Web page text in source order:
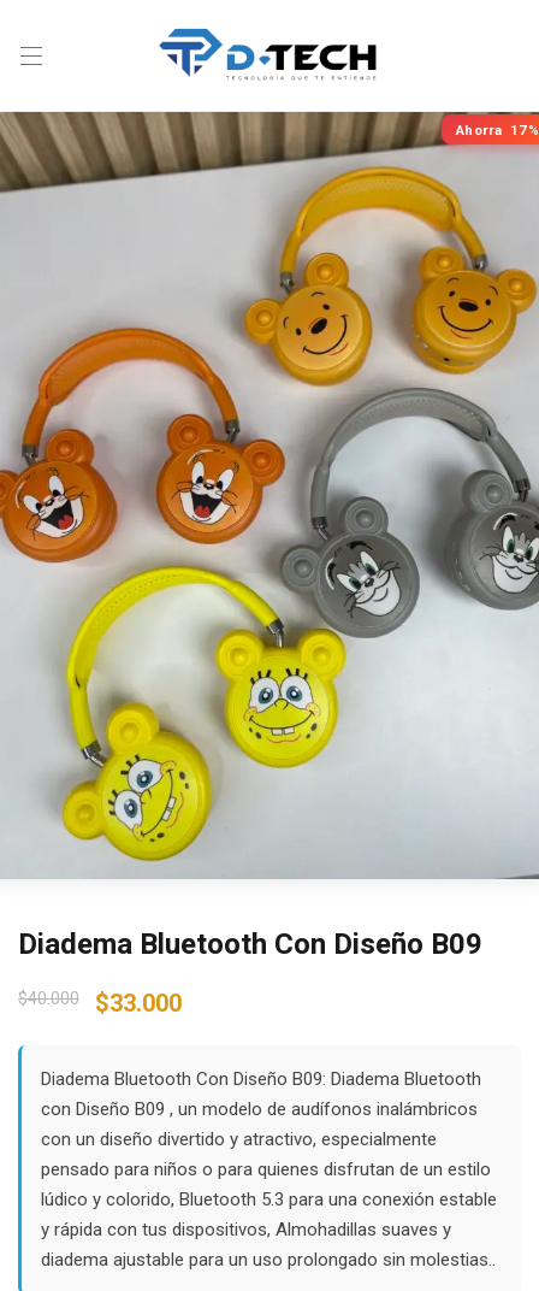
Ahorra 17%
Diadema Bluetooth Con Diseño B09
$40.000
Original
$40.000.
$33.000Current
$33.000.
Diadema Bluetooth Con Diseño B09: Diadema Bluetooth
con Diseño B09 , un modelo de audífonos inalámbricos
con un diseño divertido y atractivo, especialmente
pensado para niños o para quienes disfrutan de un estilo
lúdico y colorido, Bluetooth 5.3 para una conexión estable
y rápida con tus dispositivos, Almohadillas suaves y
diadema ajustable para un uso prolongado sin molestias..